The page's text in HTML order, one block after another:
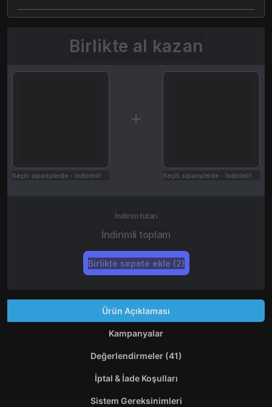
Birlikte al kazan
Seçili siparişlerde - İndirimli! Seçili siparişlerde - İndirimli!
İndirim tutarı
İndirimli toplam
Birlikte sepete ekle (2)
Ürün Açıklaması
Kampanyalar
Değerlendirmeler (41)
İptal & İade Koşulları
Sistem Gereksinimleri